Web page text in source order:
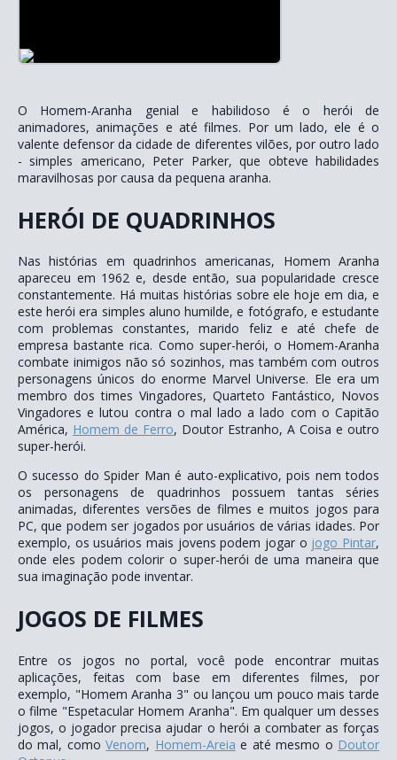
O Homem-Aranha genial e habilidoso é o herói de
animadores, animações e até filmes. Por um lado, ele é o
valente defensor da cidade de diferentes vilões, por outro lado
- simples americano, Peter Parker, que obteve habilidades
maravilhosas por causa da pequena aranha.
HERÓI DE QUADRINHOS
Nas histórias em quadrinhos americanas, Homem Aranha
apareceu em 1962 e, desde então, sua popularidade cresce
constantemente. Há muitas histórias sobre ele hoje em dia, e
este herói era simples aluno humilde, e fotógrafo, e estudante
com problemas constantes, marido feliz e até chefe de
empresa bastante rica. Como super-herói, o Homem-Aranha
combate inimigos não só sozinhos, mas também com outros
personagens únicos do enorme Marvel Universe. Ele era um
membro dos times Vingadores, Quarteto Fantástico, Novos
Vingadores e lutou contra o mal lado a lado com o Capitão
América, Homem de Ferro, Doutor Estranho, A Coisa e outro
super-herói.
O sucesso do Spider Man é auto-explicativo, pois nem todos
os personagens de quadrinhos possuem tantas séries
animadas, diferentes versões de filmes e muitos jogos para
PC, que podem ser jogados por usuários de várias idades. Por
exemplo, os usuários mais jovens podem jogar o jogo Pintar,
onde eles podem colorir o super-herói de uma maneira que
sua imaginação pode inventar.
JOGOS DE FILMES
Entre os jogos no portal, você pode encontrar muitas
aplicações, feitas com base em diferentes filmes, por
exemplo, "Homem Aranha 3" ou lançou um pouco mais tarde
o filme "Espetacular Homem Aranha". Em qualquer um desses
jogos, o jogador precisa ajudar o herói a combater as forças
do mal, comoVenom, Homem-Areia e até mesmo o Doutor